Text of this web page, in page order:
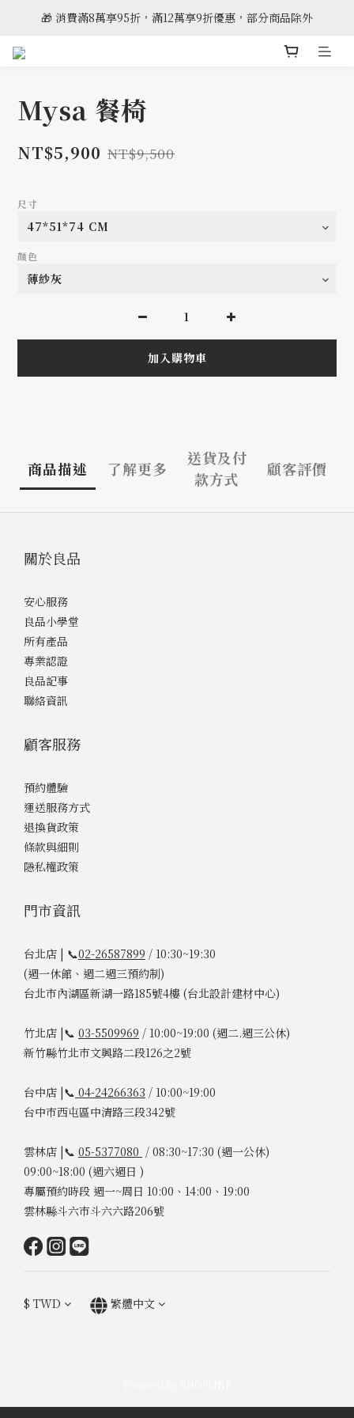
🎈雲林斗六門市全新開幕
🎁 消費滿8萬享95折，滿12萬享9折優惠，部分商品除外
Mysa 餐椅
NT$5,900 NT$9,500
尺寸
顏色
加入購物車
商品描述 了解更多
送貨及付
款方式
顧客評價
關於良品
安心服務
良品小學堂
所有產品
專業認證
良品記事
聯絡資訊
顧客服務
預約體驗
運送服務方式
退換貨政策
條款與細則
隱私權政策
門市資訊
台北店 | 📞02-26587899 / 10:30~19:30
(週一休館、週二週三預約制)
台北市內湖區新湖一路185號4樓 (台北設計建材中心)
竹北店 |📞 03-5509969 / 10:00~19:00 (週二.週三公休)
新竹縣竹北市文興路二段126之2號
台中店 |📞 04-24266363 / 10:00~19:00
台中市西屯區中清路三段342號
雲林店 |📞 05-5377080 / 08:30~17:30 (週一公休)
09:00~18:00 (週六週日 )
專屬預約時段 週一~周日 10:00、14:00、19:00
雲林縣斗六市斗六六路206號
$ TWD 繁體中文